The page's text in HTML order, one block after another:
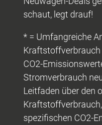
schaut, legt drauf!
* = Umfangreiche
Kraftstoffverbrauch
CO2-
Stromverbrauch
Leitfaden über den
spezifischen CO2-